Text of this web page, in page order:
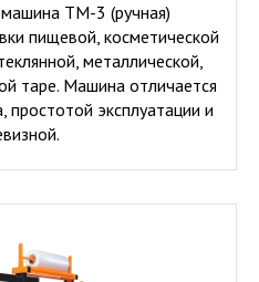
ТМ-3 (ручная)
пищевой, косметической
металлической,
таре. Машина отличается
простотой эксплуатации и